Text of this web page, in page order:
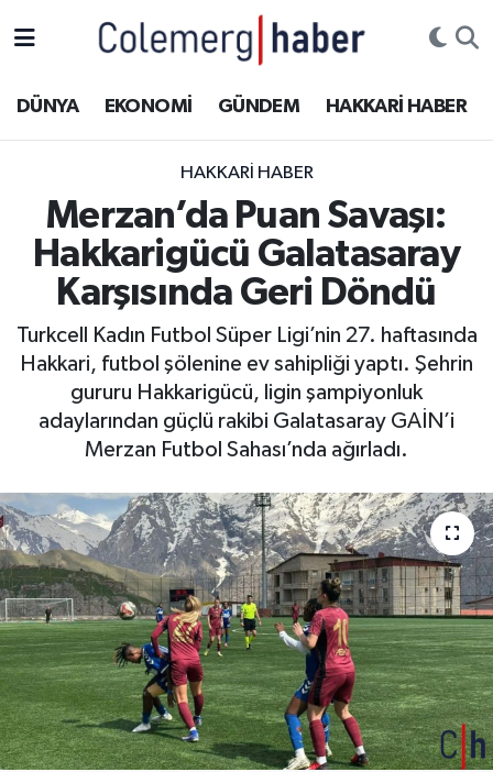
DÜNYA EKONOMİ GÜNDEM HAKKARİ HABER
HAKKARI HABER
Merzan’da Puan Savaşı:
Hakkarigücü Galatasaray
Karşısında Geri Döndü
Turkcell Kadın Futbol Süper Ligi’nin 27. haftasında
Hakkari, futbol şölenine ev sahipliği yaptı. Şehrin
gururu Hakkarigücü, ligin şampiyonluk
adaylarından güçlü rakibi Galatasaray GAİN’i
Merzan Futbol Sahası’nda ağırladı.
ASAYİŞ
DOĞA
DÜNYA
EĞİTİM
EKONOMİ
Hakkari Haber
İLGİNÇ HABERLER
KADIN
KÜLTÜR SANAT
MAGAZİN
Hakkâri Hava Durumu
Hakkâri Trafik Yoğunluk Haritası
Süper Lig Puan Durumu ve Fikstür
Tüm Manşetler
Son Dakika Haberleri